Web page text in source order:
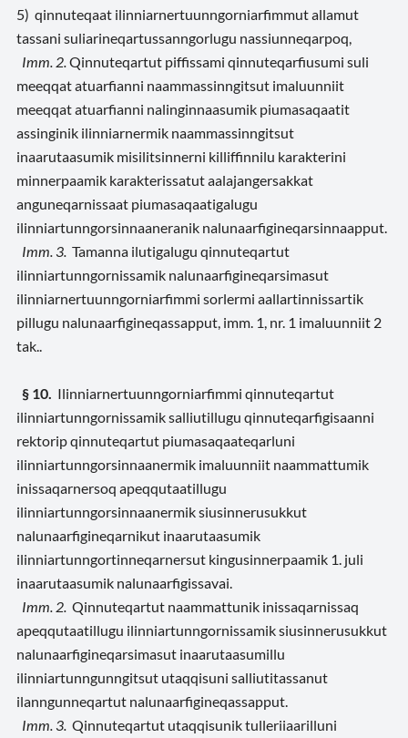
5) qinnuteqaat ilinniarnertuunngorniarfimmut allamut
tassani suliarineqartussanngorlugu nassiunneqarpoq,
Imm. 2. Qinnuteqartut piffissami qinnuteqarfiusumi suli
meeqqat atuarfianni naammassinngitsut imaluunniit
meeqqat atuarfianni nalinginnaasumik piumasaqaatit
assinginik ilinniarnermik naammassinngitsut
inaarutaasumik misilitsinnerni killiffinnilu karakterini
minnerpaamik karakterissatut aalajangersakkat
anguneqarnissaat piumasaqaatigalugu
ilinniartunngorsinnaaneranik nalunaarfigineqarsinnaapput.
Imm. 3. Tamanna ilutigalugu qinnuteqartut
ilinniartunngornissamik nalunaarfigineqarsimasut
ilinniarnertuunngorniarfimmi sorlermi aallartinnissartik
pillugu nalunaarfigineqassapput, imm. 1, nr. 1 imaluunniit 2
tak..
§ 10. Ilinniarnertuunngorniarfimmi qinnuteqartut
ilinniartunngornissamik salliutillugu qinnuteqarfigisaanni
rektorip qinnuteqartut piumasaqaateqarluni
ilinniartunngorsinnaanermik imaluunniit naammattumik
inissaqarnersoq apeqqutaatillugu
ilinniartunngorsinnaanermik siusinnerusukkut
nalunaarfigineqarnikut inaarutaasumik
ilinniartunngortinneqarnersut kingusinnerpaamik 1. juli
inaarutaasumik nalunaarfigissavai.
Imm. 2. Qinnuteqartut naammattunik inissaqarnissaq
apeqqutaatillugu ilinniartunngornissamik siusinnerusukkut
nalunaarfigineqarsimasut inaarutaasumillu
ilinniartunngunngitsut utaqqisuni salliutitassanut
ilanngunneqartut nalunaarfigineqassapput.
Imm. 3. Qinnuteqartut utaqqisunik tulleriiaarilluni